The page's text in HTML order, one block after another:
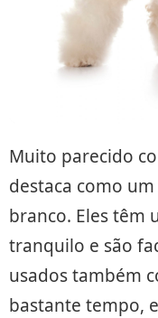
Muito parecido
destaca como
branco. Eles têm
tranquilo e são
usados também
bastante tempo,